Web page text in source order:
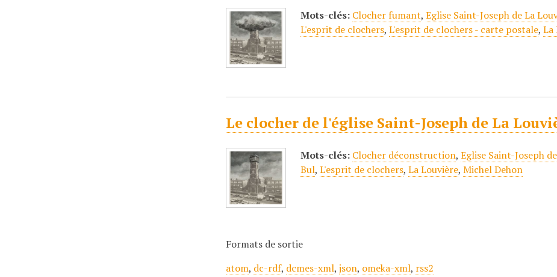
Mots-clés: Clocher fumant,Eglise Saint-Joseph de La
L'esprit de clochers,L'esprit de clochers - carte postale,La
Le clocher de l'église Saint-Joseph de La
Mots-clés: Clocher déconstruction,Eglise Saint-Joseph
Bul,L'esprit de clochers,La Louvière,Michel Dehon
Formats de sortie
atom, dc-rdf, dcmes-xml,json, omeka-xml, rss2